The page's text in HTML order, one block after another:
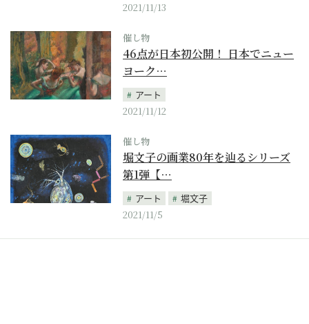
2021/11/13
催し物
46点が日本初公開！ 日本でニュー
ヨーク…
アート
2021/11/12
催し物
堀文子の画業80年を辿るシリーズ
第1弾【…
アート
堀文子
2021/11/5